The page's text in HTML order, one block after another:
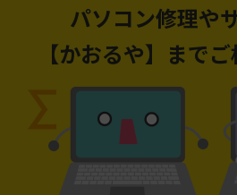
パソコン修理や
【かおるや】まで